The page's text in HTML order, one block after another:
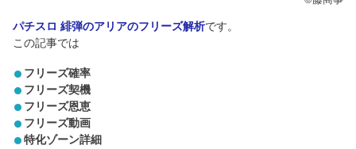
パチスロ 緋弾のアリアのフリーズ解析です。
この記事では
フリーズ確率
フリーズ契機
フリーズ恩恵
フリーズ動画
特化ゾーン詳細